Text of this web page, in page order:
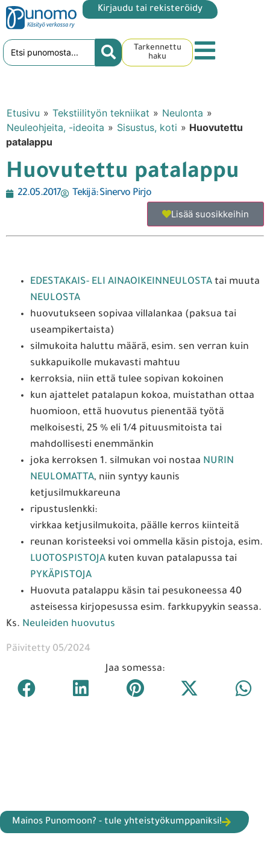
Kirjaudu tai rekisteröidy
Tarkennettu
haku
Etusivu » Tekstiilityön tekniikat » Neulonta »
Neuleohjeita, -ideoita » Sisustus, koti » Huovutettu
patalappu
Huovutettu patalappu
22.05.2017 Tekijä:Sinervo Pirjo
Lisää suosikkeihin
EDESTAKAIS- ELI AINAOIKEINNEULOSTA tai muuta
NEULOSTA
huovutukseen sopivaa villalankaa (paksua tai
useampikertaista)
silmukoita haluttu määrä, esim. sen verran kuin
sukkapuikolle mukavasti mahtuu
kerroksia, niin että tulee sopivan kokoinen
kun ajattelet patalapun kokoa, muistathan ottaa
huomioon, että huovutus pienentää työtä
melkoisesti, 25 % eli 1/4 pituusmitoista tai
mahdollisesti enemmänkin
joka kerroksen 1. silmukan voi nostaa NURIN
NEULOMATTA, niin syntyy kaunis
ketjusilmukkareuna
ripustuslenkki:
virkkaa ketjusilmukoita, päälle kerros kiinteitä
reunan koristeeksi voi ommella käsin pistoja, esim.
LUOTOSPISTOJA kuten kuvan patalapussa tai
PYKÄPISTOJA
Huovuta patalappu käsin tai pesukoneessa 40
asteisessa kirjopesussa esim. farkkupyykin seassa.
Ks. Neuleiden huovutus
Päivitetty 05/2024
Jaa somessa:
Mainos Punomoon? - tule yhteistyökumppaniksi!